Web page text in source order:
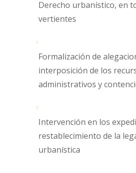
Derecho urbanístico, en
vertientes
Formalización de
interposición de los
administrativos y
Intervención en los
restablecimiento de la
urbanística